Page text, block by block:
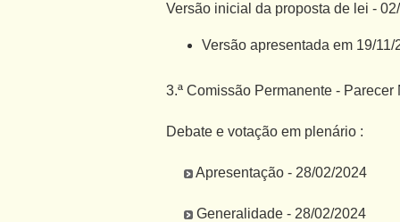
Versão inicial da proposta de lei -
Versão apresentada em 19/11/
3.ª Comissão Permanente - Parecer
Debate e votação em plenário :
Apresentação - 28/02/2024
Generalidade - 28/02/2024